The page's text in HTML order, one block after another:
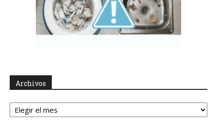
Archivos
Archivos